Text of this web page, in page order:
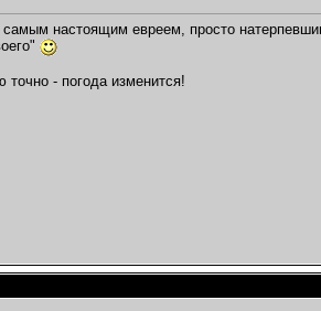
настоящим евреем, просто
- погода изменится!